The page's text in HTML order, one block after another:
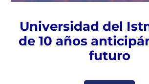
Universidad del
de 10 años
futuro